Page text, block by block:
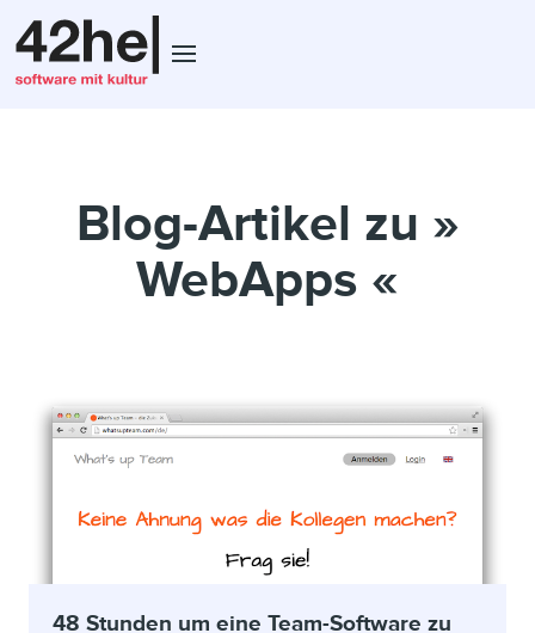
Blog-Artikel zu »
WebApps «
48 Stunden um eine Team-Software zu